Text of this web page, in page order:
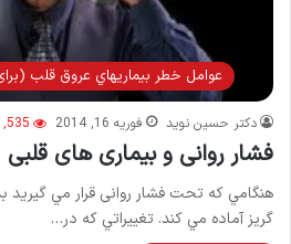
عوامل خطر بيماريهاي عروق قلب
دکتر حسین نوید فوریه 16, 2014
فشار روانی و بیماری های قلبی
هنگامي كه تحت فشار روانی قرار مي گيريد
گريز آماده مي كند. تغييراتي كه در…